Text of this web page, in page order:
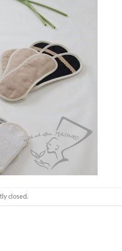
closed.